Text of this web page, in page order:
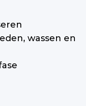
wassen en